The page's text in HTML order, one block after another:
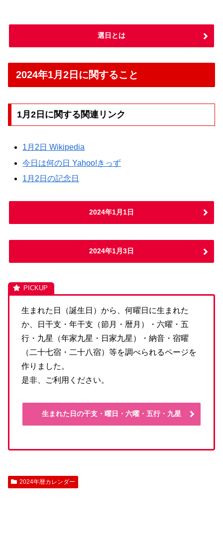
選日とは
2024年1月2日に関すること
1月2日に関する関連リンク
1月2日 Wikipedia
今日は何の日 Yahoo!きっず
1月2日の記念日
2024年1月1日
2024年1月3日
生まれた日（誕生日）から、何曜日に生まれた
か、日干支・年干支（節月・暦月）・六曜・五
行・九星（年家九星・日家九星）・納音・宿曜
（二十七宿・二十八宿）等を調べられるページを
作りました。
是非、ご利用ください。
生まれた日の干支・曜日・六曜・五行・九星
2024年暦カレンダー